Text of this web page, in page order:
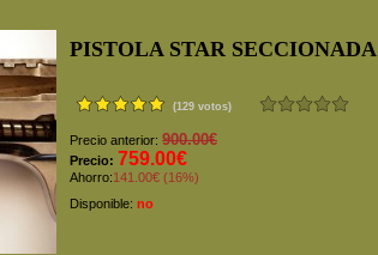
PISTOLA STAR SECCIONADA
(129 votos)
Precio anterior: 900.00€
Precio: 759.00€
Ahorro:141.00€ (16%)
Disponible: no